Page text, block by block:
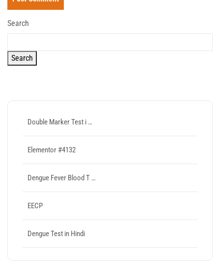
Search
Search
Double Marker Test i …
Elementor #4132
Dengue Fever Blood T …
EECP
Dengue Test in Hindi